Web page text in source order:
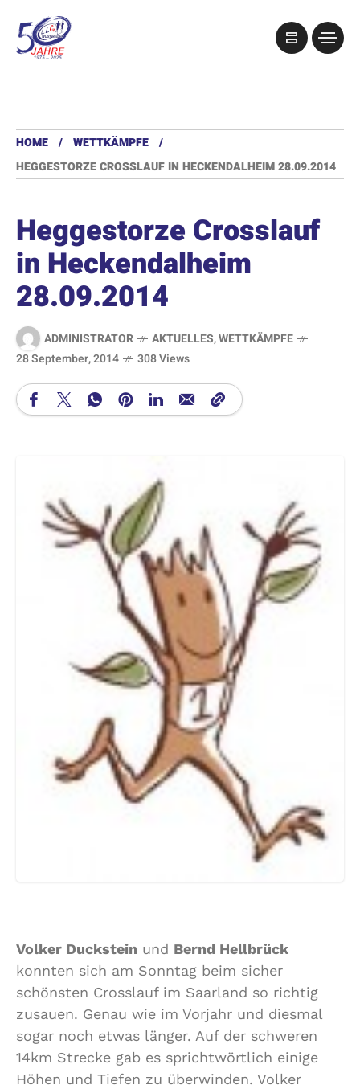
HOME
WETTKÄMPFE
HEGGESTORZE CROSSLAUF IN HECKENDALHEIM 28.09.2014
Heggestorze Crosslauf
in Heckendalheim
28.09.2014
ADMINISTRATOR AKTUELLES,WETTKÄMPFE
28 September, 2014
308 Views
Volker Duckstein und Bernd Hellbrück
konnten sich am Sonntag beim sicher
schönsten Crosslauf im Saarland so richtig
zusauen. Genau wie im Vorjahr und diesmal
sogar noch etwas länger. Auf der schweren
14km Strecke gab es sprichtwörtlich einige
Höhen und Tiefen zu überwinden. Volker